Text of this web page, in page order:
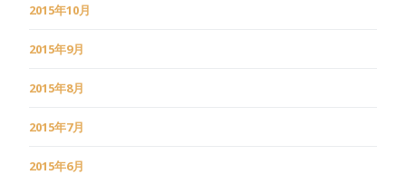
2015年10月
2015年9月
2015年8月
2015年7月
2015年6月